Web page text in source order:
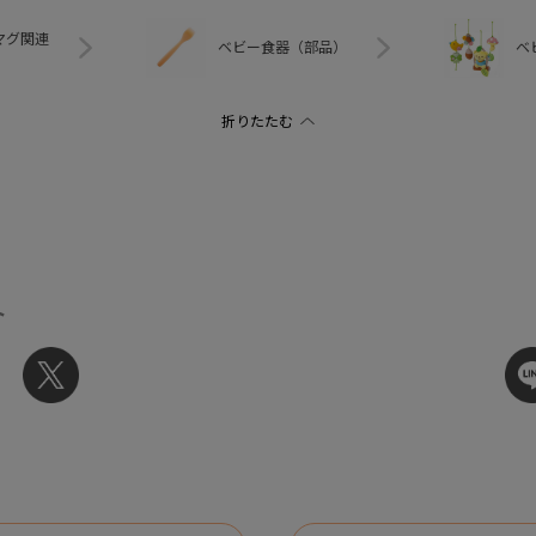
グ関連 ベビー食器（部品） ベ